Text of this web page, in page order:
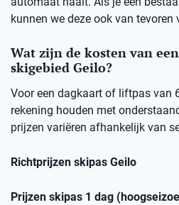
kunnen we deze ook van tevoren
Wat zijn de kosten van
skigebied Geilo?
Voor een dagkaart of liftpas van
rekening houden met
prijzen variëren afhankelijk van
Richtprijzen skipas Geilo
Prijzen skipas 1 dag